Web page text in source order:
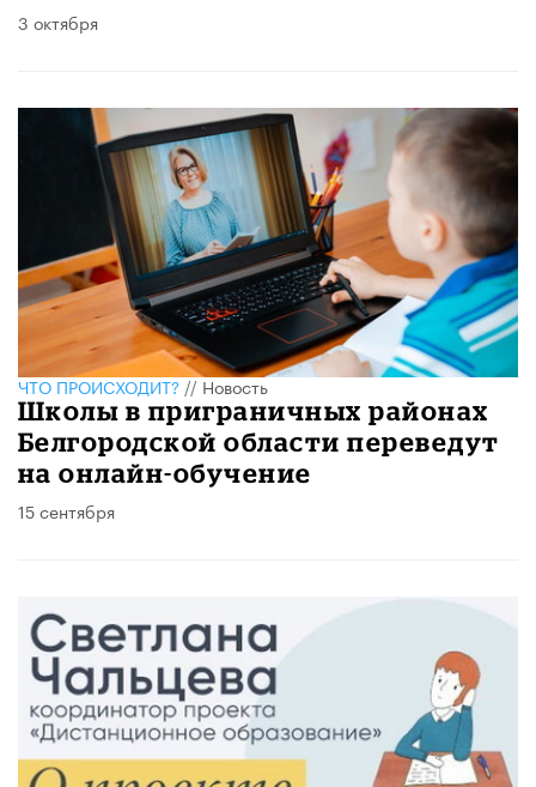
3 октября
ЧТО ПРОИСХОДИТ?//Новость
Школы в приграничных районах
Белгородской области переведут
на онлайн-обучение
15 сентября